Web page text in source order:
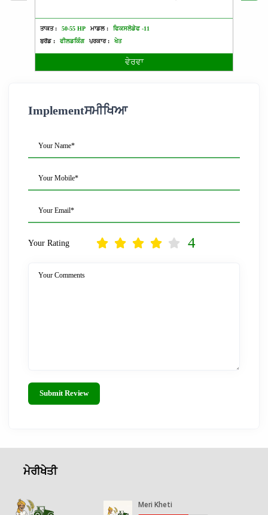
ਤਾਕਤ : 50-55 HP ਮਾਡਲ :
ਫਿਕਸਲੋਡੇਫ -11
ਬ੍ਰੈਂਡ :
ਫੀਲਡਕਿੰਗ ਪ੍ਰਕਾਰ : ਖੇਤ
ਵੇਰਵਾ
Implementਸਮੀਖਿਆ
Your Name*
Your Mobile*
Your Email*
Your Rating 4
Your Comments
Submit Review
ਮੇਰੀਖੇਤੀ